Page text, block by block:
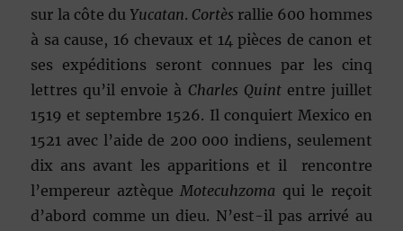
sur la côte du Yucatan. Cortès rallie 600 hommes
à sa cause, 16 chevaux et 14 pièces de canon et
ses expéditions seront connues par les cinq
lettres qu’il envoie à Charles Quintentre juillet
1519 et septembre 1526. Il conquiert Mexico en
1521 avec l’aide de 200 000 indiens, seulement
dix ans avant les apparitions et il rencontre
l’empereur aztèqueMotecuhzoma qui le reçoit
d’abord comme un dieu. N’est-il pas arrivé au